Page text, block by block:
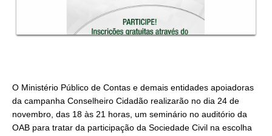
O Ministério Público de Contas e demais entidades apoiadoras
da campanha Conselheiro Cidadão realizarão no dia 24 de
novembro, das 18 às 21 horas, um seminário no auditório da
OAB para tratar da participação da Sociedade Civil na escolha